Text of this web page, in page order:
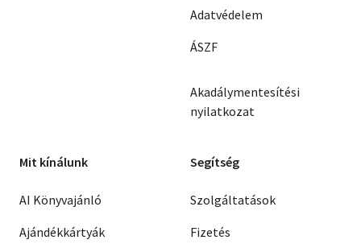
Adatvédelem
ÁSZF
Akadálymentesítési
nyilatkozat
Mit kínálunk
AI Könyvajánló
Ajándékkártyák
Segítség
Szolgáltatások
Fizetés